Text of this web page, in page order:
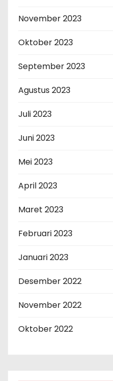
November 2023
Oktober 2023
September 2023
Agustus 2023
Juli 2023
Juni 2023
Mei 2023
April 2023
Maret 2023
Februari 2023
Januari 2023
Desember 2022
November 2022
Oktober 2022